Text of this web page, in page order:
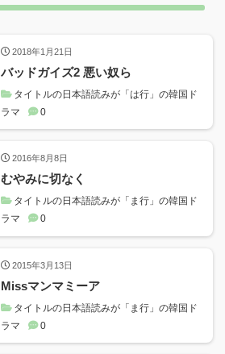
2018年1月21日
バッドガイズ2 悪い奴ら
タイトルの日本語読みが「は行」の韓国ド
ラマ
0
2016年8月8日
むやみに切なく
タイトルの日本語読みが「ま行」の韓国ド
ラマ
0
2015年3月13日
Missマンマミーア
タイトルの日本語読みが「ま行」の韓国ド
ラマ
0